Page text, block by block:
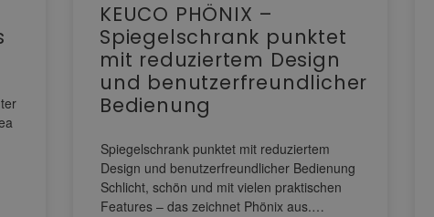
KEUCO PHÖNIX –
Spiegelschrank punktet
mit reduziertem Design
und benutzerfreundlicher
Bedienung
Spiegelschrank punktet mit reduziertem
Design und benutzerfreundlicher Bedienung
Schlicht, schön und mit vielen praktischen
Features – das zeichnet Phönix aus.…